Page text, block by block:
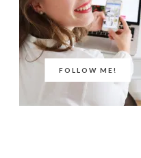
FOLLOW ME!